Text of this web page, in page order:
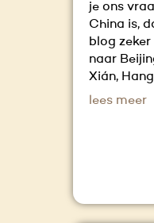
je ons
China is,
blog
naar
Xián,
lees meer